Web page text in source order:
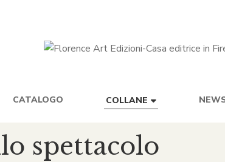
CATALOGO COLLANE
spettacolo